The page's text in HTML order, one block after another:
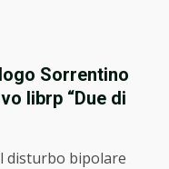
Sorrentino
librp “Due di
disturbo bipolare